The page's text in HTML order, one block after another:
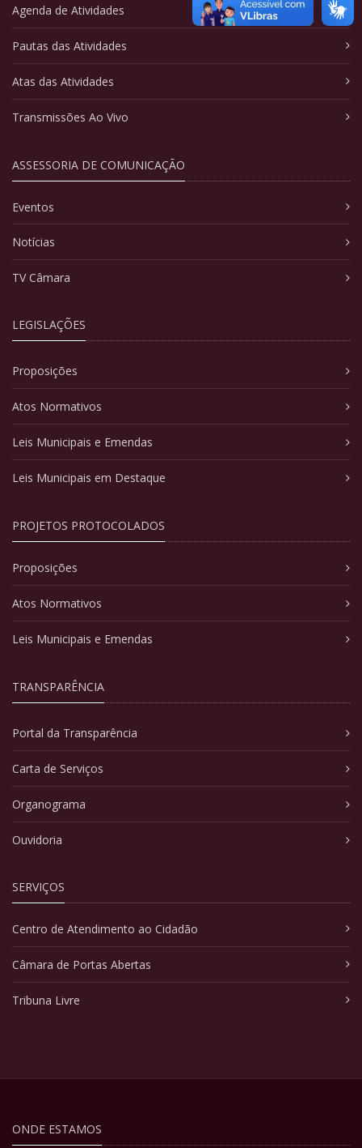
Agenda de Atividades
Pautas das Atividades
Atas das Atividades
Transmissões Ao Vivo
ASSESSORIA DE COMUNICAÇÃO
Eventos
Notícias
TV Câmara
LEGISLAÇÕES
Proposições
Atos Normativos
Leis Municipais e Emendas
Leis Municipais em Destaque
PROJETOS PROTOCOLADOS
Proposições
Atos Normativos
Leis Municipais e Emendas
TRANSPARÊNCIA
Portal da Transparência
Carta de Serviços
Organograma
Ouvidoria
SERVIÇOS
Centro de Atendimento ao Cidadão
Câmara de Portas Abertas
Tribuna Livre
ONDE ESTAMOS